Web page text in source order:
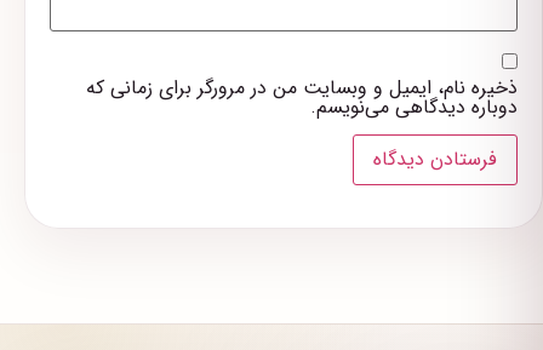
ذخیره نام، ایمیل و وبسایت من در مرورگر برای زمانی که
دوباره دیدگاهی می‌نویسم.